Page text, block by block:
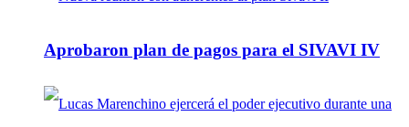
Aprobaron plan de pagos para el SIVAVI IV